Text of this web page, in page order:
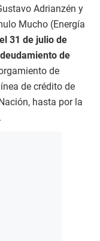
Adrianzén y
Mucho (Energía
31 de julio de
de
de
de crédito de
hasta por la